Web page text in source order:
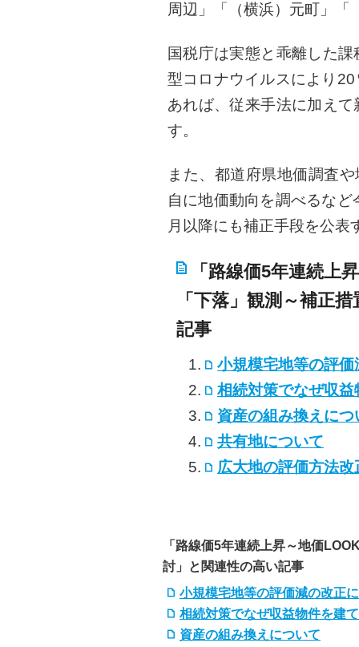
周辺」「（横浜）元町」「
国税庁は実態と乖離した
型コロナウイルスにより
あれば、従来手法に加え
す。
また、都道府県地価調査
自に地価動向を調べるな
月以降にも補正手段を公表
「路線価5年連続上
「下落」観測～補正
記事
小規模宅地等の評
相続対策でなぜ収
資産の組み換えにつ
共有地について
広大地の評価方法
「路線価5年連続上昇～地価
討」と関連性の高い記事
小規模宅地等の評価減の改正
相続対策でなぜ収益物件を建
資産の組み換えについて